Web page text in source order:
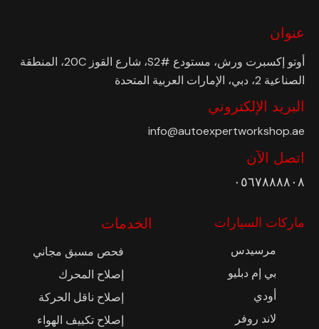
عنوان
أوتو إكسبرت ورش، مستودع #S2، شارع القوز 20C، المنطقة
الصناعية 2، دبي، الإمارات العربية المتحدة
البريد الإلكتروني
info@autoexpertworkshop.ae
اتصل الآن
٠٥٦٧٨٨٨٨٠٨
ماركات السيارات
مرسيدس
بي إم دبليو
أودي
لاند روفر
الخدمات
فحص مسبق مجاني
إصلاح المحرك
إصلاح ناقل الحركة
إصلاح تكييف الهواء